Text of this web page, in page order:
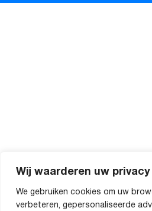
Wij waarderen uw privacy
We gebruiken cookies om uw
verbeteren, gepersonaliseerde